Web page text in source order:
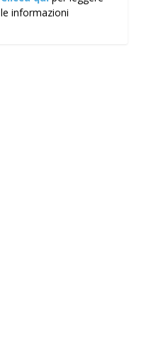
le informazioni